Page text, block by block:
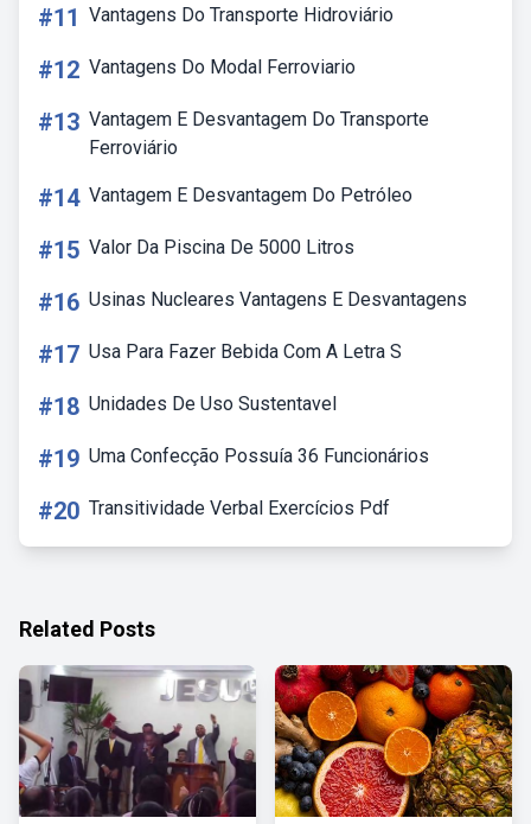
#11 Vantagens Do Transporte Hidroviário
#12 Vantagens Do Modal Ferroviario
#13 Vantagem E Desvantagem Do Transporte
Ferroviário
#14 Vantagem E Desvantagem Do Petróleo
#15 Valor Da Piscina De 5000 Litros
#16 Usinas Nucleares Vantagens E Desvantagens
#17 Usa Para Fazer Bebida Com A Letra S
#18 Unidades De Uso Sustentavel
#19 Uma Confecção Possuía 36 Funcionários
#20 Transitividade Verbal Exercícios Pdf
Related Posts